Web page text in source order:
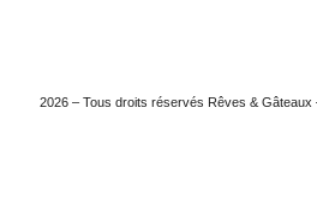
2026 – Tous droits réservés Rêves & Gâteaux